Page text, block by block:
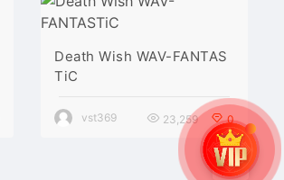
Death Wish WAV-FANTAS
TiC
vst369 23,259 0